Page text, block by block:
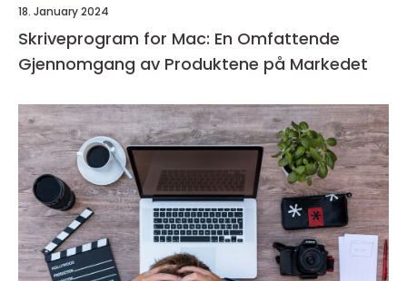
18. January 2024
Skriveprogram for Mac: En Omfattende
Gjennomgang av Produktene på Markedet